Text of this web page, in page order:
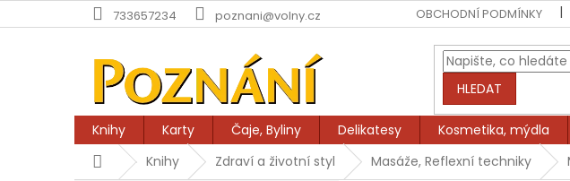
na
733657234 poznani@volny.cz OBCHODNÍ PODMÍNKY
HLEDAT
Knihy Karty Čaje, Byliny Delikatesy Kosmetika, mýdla
DomůKnihy Zdraví a životní styl Masáže, Reflexní techniky